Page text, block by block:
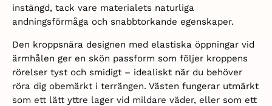
instängd, tack vare materialets naturliga
andningsförmåga och snabbtorkande egenskaper.
Den kroppsnära designen med elastiska öppningar vid
ärmhålen ger en skön passform som följer kroppens
rörelser tyst och smidigt – idealiskt när du behöver
röra dig obemärkt i terrängen. Västen fungerar utmärkt
som ett lätt yttre lager vid mildare väder, eller som ett